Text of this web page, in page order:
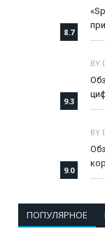
8.7
9.3
BY
9.0
BY
ПОПУЛЯРНОЕ